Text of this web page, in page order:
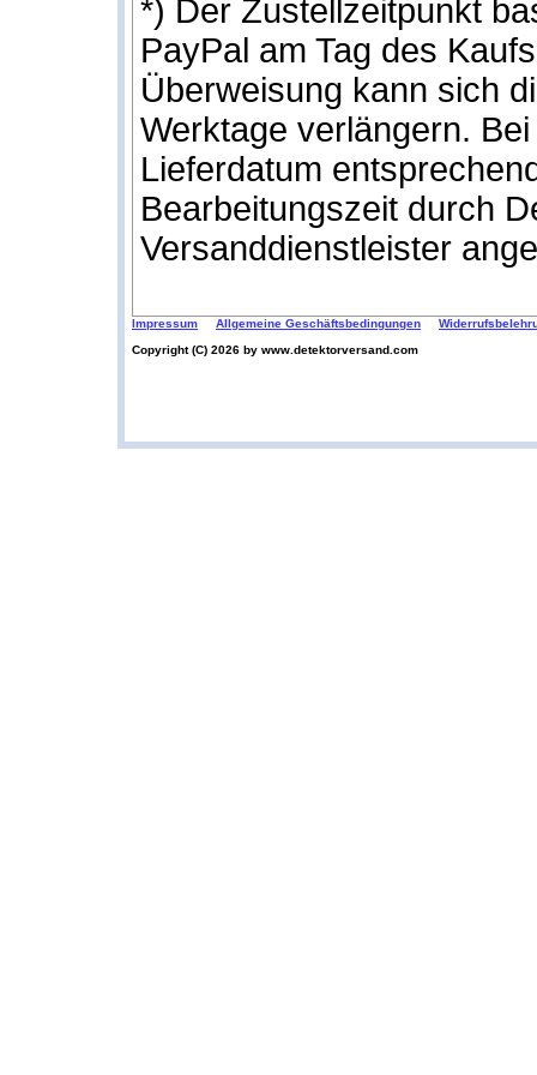
*) Der Zustellzeitpunkt
PayPal am Tag des
Überweisung kann sich
Werktage verlängern.
Lieferdatum
Bearbeitungszeit durch
Versanddienstleister
Impressum Allgemeine Geschäftsbedingungen
Copyright (C) 2026 by www.detektorversand.com